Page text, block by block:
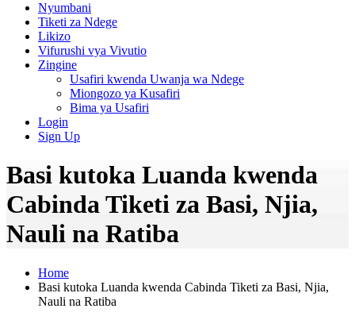
Nyumbani
Tiketi za Ndege
Likizo
Vifurushi vya Vivutio
Zingine
Usafiri kwenda Uwanja wa Ndege
Miongozo ya Kusafiri
Bima ya Usafiri
Login
Sign Up
Basi kutoka Luanda kwenda
Cabinda Tiketi za Basi, Njia,
Nauli na Ratiba
Home
Basi kutoka Luanda kwenda Cabinda Tiketi za Basi, Njia,
Nauli na Ratiba